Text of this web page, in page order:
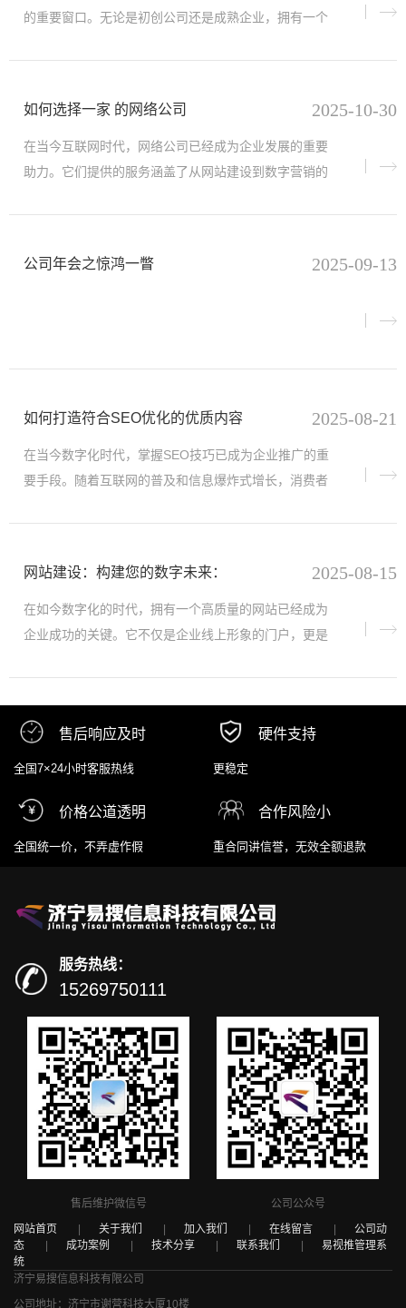
的重要窗口。无论是初创公司还是成熟企业，拥有一个
如何选择一家 的网络公司 2025-10-30
在当今互联网时代，网络公司已经成为企业发展的重要
助力。它们提供的服务涵盖了从网站建设到数字营销的
公司年会之惊鸿一瞥 2025-09-13
如何打造符合SEO优化的优质内容 2025-08-21
在当今数字化时代，掌握SEO技巧已成为企业推广的重
要手段。随着互联网的普及和信息爆炸式增长，消费者
网站建设：构建您的数字未来： 2025-08-15
在如今数字化的时代，拥有一个高质量的网站已经成为
企业成功的关键。它不仅是企业线上形象的门户，更是
售后响应及时
全国7×24小时客服热线
硬件支持
更稳定
价格公道透明
全国统一价，不弄虚作假
合作风险小
重合同讲信誉，无效全额退款
服务热线：
15269750111
售后维护微信号
公司公众号
网站首页
关于我们 加入我们 在线留言
公司动
态
成功案例 技术分享 联系我们
易视推管理系
统
济宁易搜信息科技有限公司
公司地址：济宁市谢营科技大厦10楼